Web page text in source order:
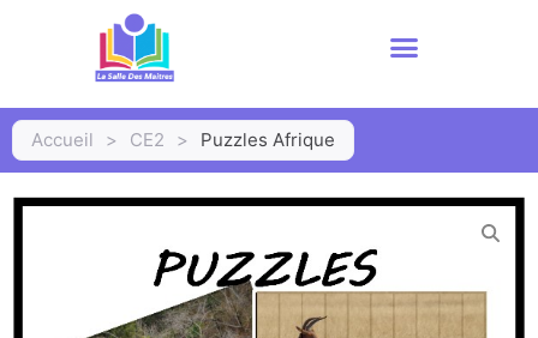
Accueil > CE2 > Puzzles Afrique